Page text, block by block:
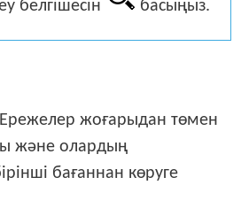
белгішесін басыңыз.
жоғарыдан төмен
және олардың
бағаннан көруге